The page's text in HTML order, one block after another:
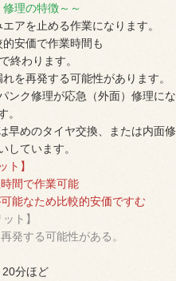
理の特徴～～
アを止める作業になります。
安価で作業時間も
終わります。
を再発する可能性があります。
ンク修理が応急（外面）修理にな
。
早めのタイヤ交換、または内面修
しています。
ト】
間で作業可能
能なため比較的安価ですむ
ト】
発する可能性がある。
分ほど